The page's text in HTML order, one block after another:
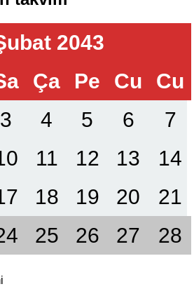
2043
Ça Pe Cu Cu
3 4 5 6 7
11 12 13 14
18 19 20 21
25 26 27 28